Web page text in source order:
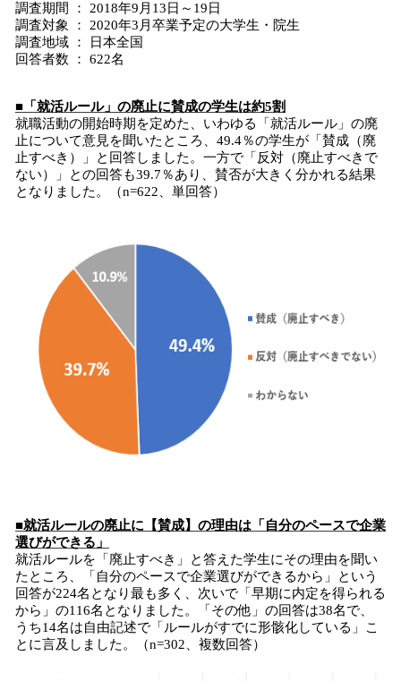
調査期間 ： 2018年9月13日～19日
調査対象 ： 2020年3月卒業予定の大学生・院生
調査地域 ： 日本全国
回答者数 ： 622名
■「就活ルール」の廃止に賛成の学生は約5割
就職活動の開始時期を定めた、いわゆる「就活ルール」の廃
止について意見を聞いたところ、49.4％の学生が「賛成（廃
止すべき）」と回答しました。一方で「反対（廃止すべきで
ない）」との回答も39.7％あり、賛否が大きく分かれる結果
となりました。（n=622、単回答）
■就活ルールの廃止に【賛成】の理由は「自分のペースで企業
選びができる」
就活ルールを「廃止すべき」と答えた学生にその理由を聞い
たところ、「自分のペースで企業選びができるから」という
回答が224名となり最も多く、次いで「早期に内定を得られる
から」の116名となりました。「その他」の回答は38名で、
うち14名は自由記述で「ルールがすでに形骸化している」こ
とに言及しました。（n=302、複数回答）